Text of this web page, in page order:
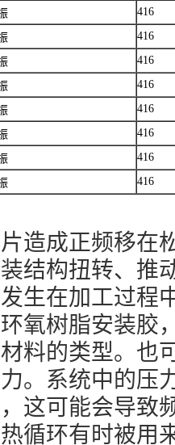
416
416
416
416
416
416
416
416
造成正频移在
结构扭转、推
生在加工过程
氧树脂安装胶
料的类型。也
。系统中的压
这可能会导致
循环有时被用